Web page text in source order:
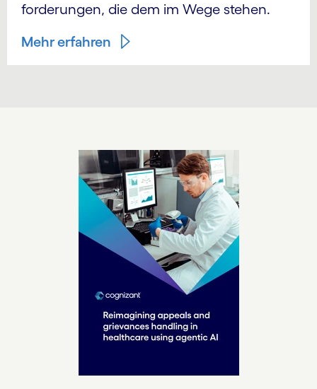
forderungen, die dem im Wege stehen.
Mehr erfahren
Carousel starts